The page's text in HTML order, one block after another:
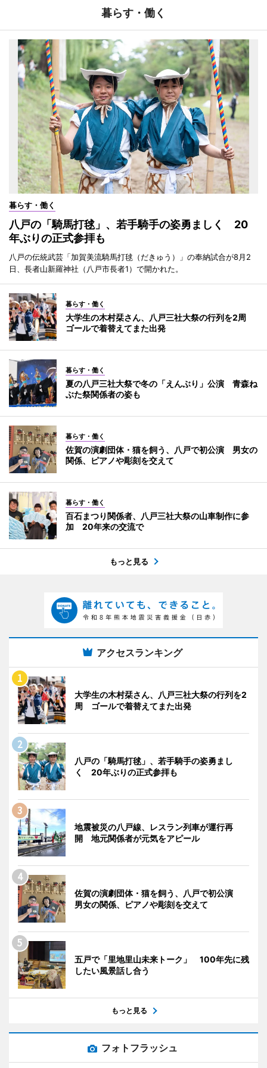
暮らす・働く
暮らす・働く
八戸の「騎馬打毬」、若手騎手の姿勇ましく 20
年ぶりの正式参拝も
八戸の伝統武芸「加賀美流騎馬打毬（だきゅう）」の奉納試合が8月2
日、長者山新羅神社（八戸市長者1）で開かれた。
暮らす・働く
大学生の木村栞さん、八戸三社大祭の行列を2周
ゴールで着替えてまた出発
暮らす・働く
夏の八戸三社大祭で冬の「えんぶり」公演 青森ね
ぶた祭関係者の姿も
暮らす・働く
佐賀の演劇団体・猫を飼う、八戸で初公演 男女の
関係、ピアノや彫刻を交えて
暮らす・働く
百石まつり関係者、八戸三社大祭の山車制作に参
加 20年来の交流で
もっと見る
アクセスランキング
大学生の木村栞さん、八戸三社大祭の行列を2
周 ゴールで着替えてまた出発
八戸の「騎馬打毬」、若手騎手の姿勇まし
く 20年ぶりの正式参拝も
地震被災の八戸線、レスラン列車が運行再
開 地元関係者が元気をアピール
佐賀の演劇団体・猫を飼う、八戸で初公演
男女の関係、ピアノや彫刻を交えて
五戸で「里地里山未来トーク」 100年先に残
したい風景話し合う
もっと見る
フォトフラッシュ